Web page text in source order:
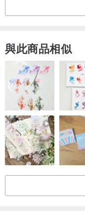
既隨意的挽起上衣的袖子
又裝飾了你的美衣
5. 胸針點綴帽子、髮帶
將胸針別在配件上
與眾不同的「魔鬼細節」
為整體造型增添特色
6. 上衣別滿胸針
多個胸針搭配在一起
與此商品相似